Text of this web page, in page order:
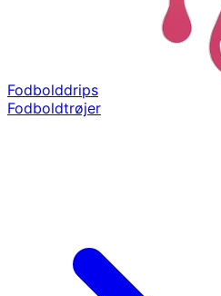
Fodbolddrips
Fodboldtrøjer